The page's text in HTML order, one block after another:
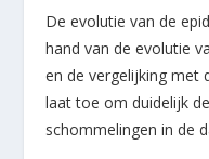
De evolutie van de
hand van de evolutie
en de vergelijking met
laat toe om duidelijk
schommelingen in de